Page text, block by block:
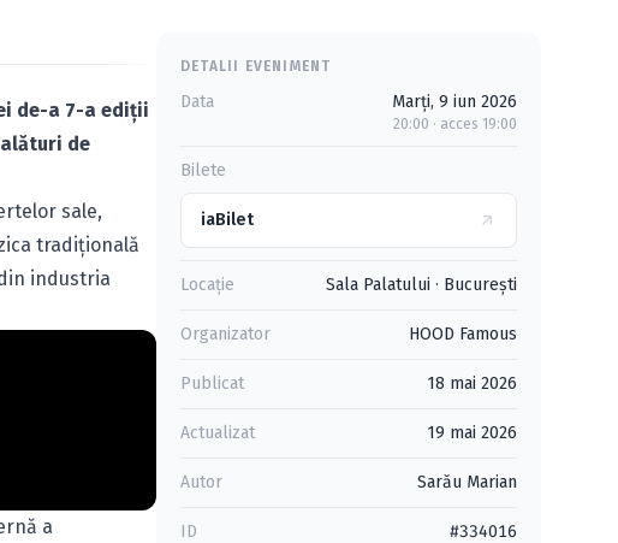
de-a 7-a ediții
de
sale,
tradițională
industria
a
DETALII EVENIMENT
Data Marți, 9 iun 2026
20:00 · acces 19:00
Bilete
iaBilet
Locație Sala Palatului · Bucureşti
Organizator HOOD Famous
Publicat 18 mai 2026
Actualizat 19 mai 2026
Autor Sarău Marian
ID #334016